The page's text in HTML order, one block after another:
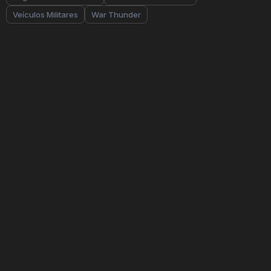
Veículos Militares
War Thunder